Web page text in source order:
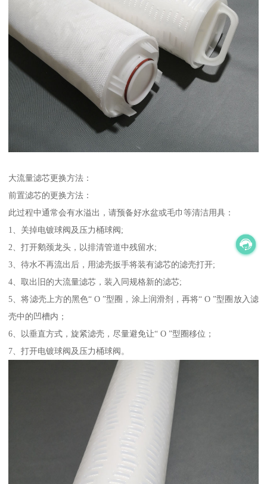
大流量滤芯更换方法：
前置滤芯的更换方法：
此过程中通常会有水溢出，请预备好水盆或毛巾等清洁用具：
1、关掉电镀球阀及压力桶球阀;
2、打开鹅颈龙头，以排清管道中残留水;
3、待水不再流出后，用滤壳扳手将装有滤芯的滤壳打开;
4、取出旧的大流量滤芯，装入同规格新的滤芯;
5、将滤壳上方的黑色“ O ”型圈，涂上润滑剂，再将“ O ”型圈放入滤
壳中的凹槽内；
6、以垂直方式，旋紧滤壳，尽量避免让“ O ”型圈移位；
7、打开电镀球阀及压力桶球阀。